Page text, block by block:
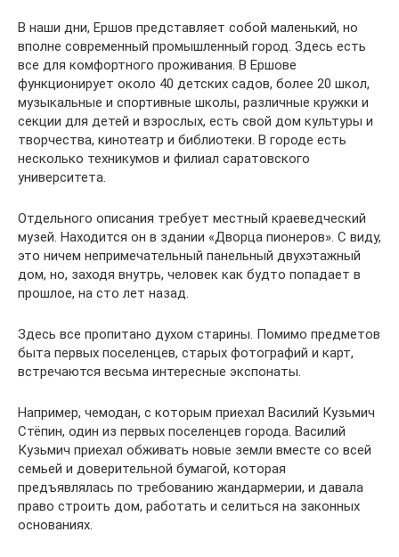
В наши дни, Ершов представляет собой маленький, но
вполне современный промышленный город. Здесь есть
все для комфортного проживания. В Ершове
функционирует около 40 детских садов, более 20 школ,
музыкальные и спортивные школы, различные кружки и
секции для детей и взрослых, есть свой дом культуры и
творчества, кинотеатр и библиотеки. В городе есть
несколько техникумов и филиал саратовского
университета.
Отдельного описания требует местный краеведческий
музей. Находится он в здании «Дворца пионеров». С виду,
это ничем непримечательный панельный двухэтажный
дом, но, заходя внутрь, человек как будто попадает в
прошлое, на сто лет назад.
Здесь все пропитано духом старины. Помимо предметов
быта первых поселенцев, старых фотографий и карт,
встречаются весьма интересные экспонаты.
Например, чемодан, с которым приехал Василий Кузьмич
Стёпин, один из первых поселенцев города. Василий
Кузьмич приехал обживать новые земли вместе со всей
семьей и доверительной бумагой, которая
предъявлялась по требованию жандармерии, и давала
право строить дом, работать и селиться на законных
основаниях.